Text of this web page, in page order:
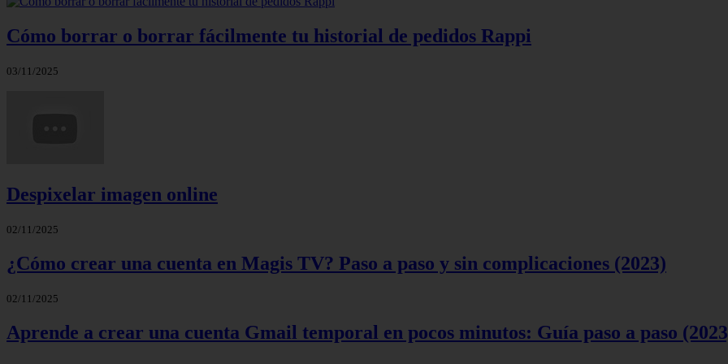
Cómo borrar o borrar fácilmente tu historial de pedidos Rappi
03/11/2025
Despixelar imagen online
02/11/2025
¿Cómo crear una cuenta en Magis TV? Paso a paso y sin complicaciones (2023)
02/11/2025
Aprende a crear una cuenta Gmail temporal en pocos minutos: Guía paso a paso